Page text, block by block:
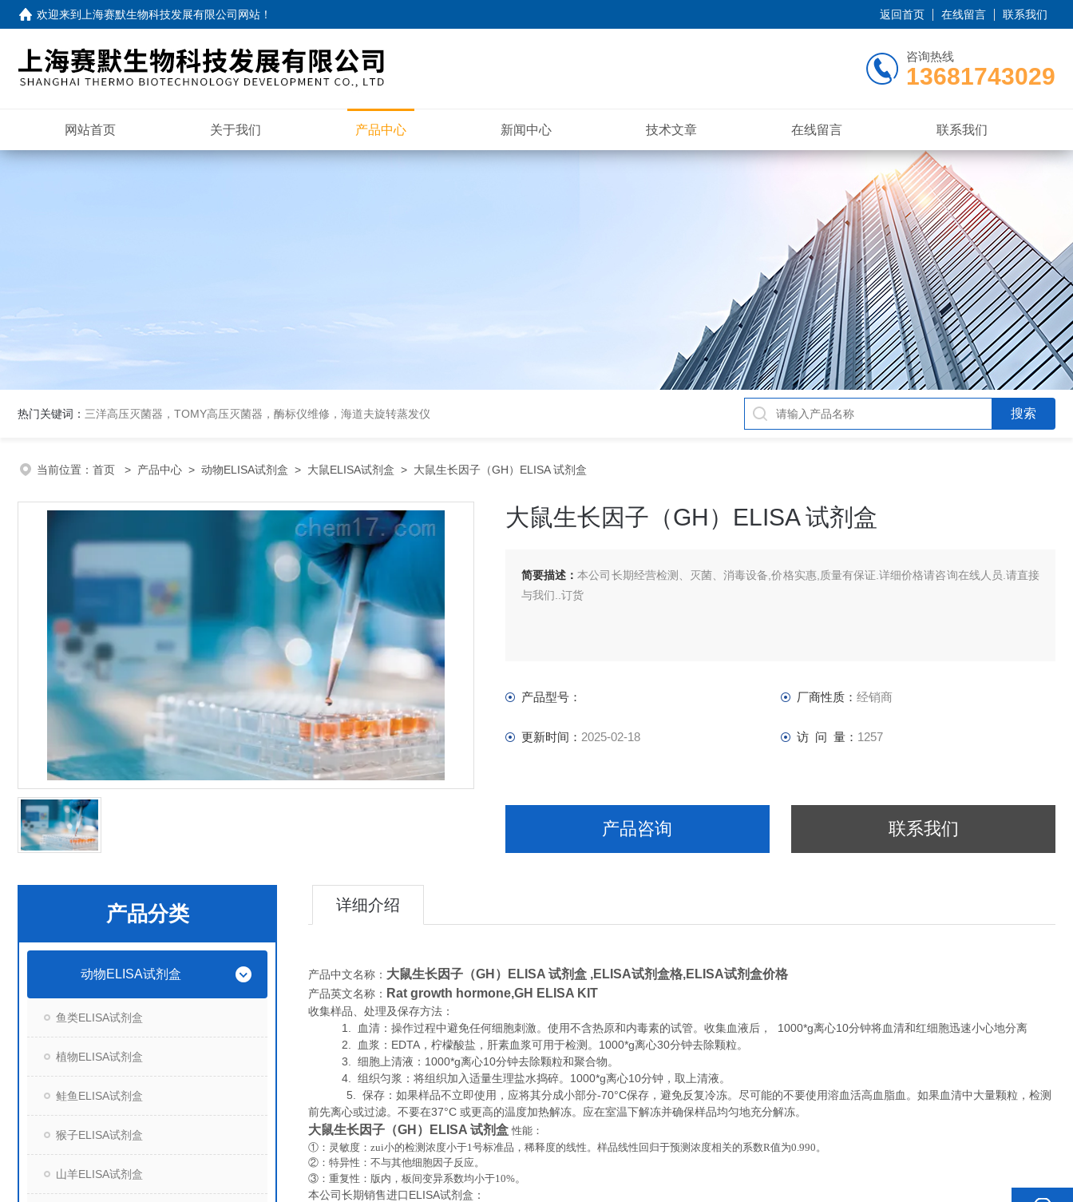
欢迎来到 上海赛默生物科技发展有限公司网站 ！ 返回首页 在线留言 联系我们
咨询热线
13681743029
网站首页 关于我们 产品中心 新闻中心 技术文章 在线留言 联系我们
热门关键词： 三洋高压灭菌器，TOMY高压灭菌器，酶标仪维修，海道夫旋转蒸发仪
当前位置： 首页 > 产品中心 > 动物ELISA试剂盒 > 大鼠ELISA试剂盒 > 大鼠生长因子（GH）ELISA 试剂盒
大鼠生长因子（GH）ELISA 试剂盒
简要描述：本公司长期经营检测、灭菌、消毒设备,价格实惠,质量有保证.详细价格请咨询在线人员.请直接
与我们..订货
产品型号： 厂商性质： 经销商
更新时间： 2025-02-18 访 问 量： 1257
产品咨询 联系我们
产品分类
动物ELISA试剂盒
鱼类ELISA试剂盒
植物ELISA试剂盒
鲑鱼ELISA试剂盒
猴子ELISA试剂盒
山羊ELISA试剂盒
详细介绍
产品中文名称： 大鼠生长因子（GH）ELISA 试剂盒 ,ELISA试剂盒格,ELISA试剂盒价格
产品英文名称： Rat growth hormone,GH ELISA KIT
收集样品、处理及保存方法：
1. 血清：操作过程中避免任何细胞刺激。使用不含热原和内毒素的试管。收集血液后， 1000*g离心10分钟将血清和红细胞迅速小心地分离
2. 血浆：EDTA，柠檬酸盐，肝素血浆可用于检测。1000*g离心30分钟去除颗粒。
3. 细胞上清液：1000*g离心10分钟去除颗粒和聚合物。
4. 组织匀浆：将组织加入适量生理盐水捣碎。1000*g离心10分钟，取上清液。
5. 保存：如果样品不立即使用，应将其分成小部分-70°C保存，避免反复冷冻。尽可能的不要使用溶血活高血脂血。如果血清中大量颗粒，检测
前先离心或过滤。不要在37°C 或更高的温度加热解冻。应在室温下解冻并确保样品均匀地充分解冻。
大鼠生长因子（GH）ELISA 试剂盒 性能：
①：灵敏度：zui小的检测浓度小于1号标准品，稀释度的线性。样品线性回归于预测浓度相关的系数R值为0.990。
②：特异性：不与其他细胞因子反应。
③：重复性：版内，板间变异系数均小于10%。
本公司长期销售进口ELISA试剂盒：